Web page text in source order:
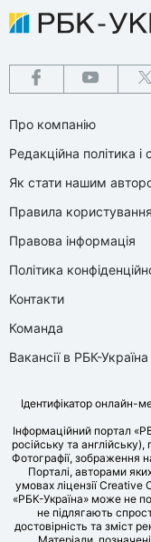
Про компанію
Редакційна політика і
Як стати нашим
Правила користування
Правова інформація
Політика
Контакти
Команда
Вакансії в РБК-Україна
Ідентифікатор онлайн-
Інформаційний портал
російську та
Фотографії, зображення
Порталі, авторами
умовах ліцензії
«РБК-Україна» може не
не підлягають
достовірність та зміст